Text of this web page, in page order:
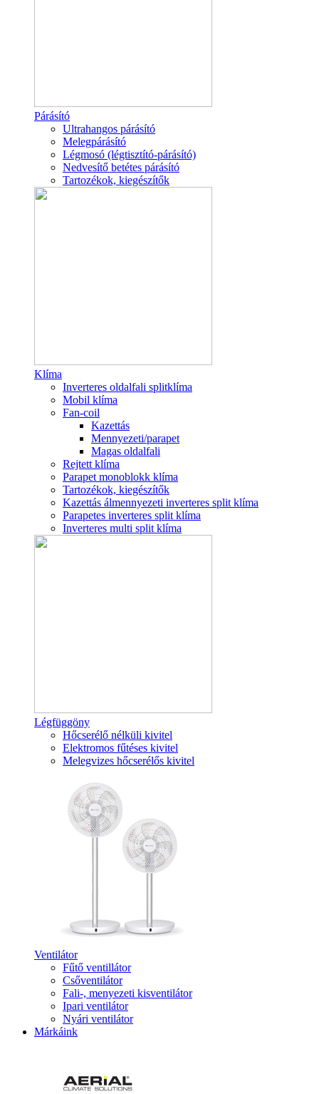
Párásító
Ultrahangos párásító
Melegpárásító
Légmosó (légtisztító-párásító)
Nedvesítő betétes párásító
Tartozékok, kiegészítők
Klíma
Inverteres oldalfali splitklíma
Mobil klíma
Fan-coil
Kazettás
Mennyezeti/parapet
Magas oldalfali
Rejtett klíma
Parapet monoblokk klíma
Tartozékok, kiegészítők
Kazettás álmennyezeti inverteres split klíma
Parapetes inverteres split klíma
Inverteres multi split klíma
Légfüggöny
Hőcserélő nélküli kivitel
Elektromos fűtéses kivitel
Melegvizes hőcserélős kivitel
Ventilátor
Fűtő ventillátor
Csőventilátor
Fali-, menyezeti kisventilátor
Ipari ventilátor
Nyári ventilátor
Márkáink